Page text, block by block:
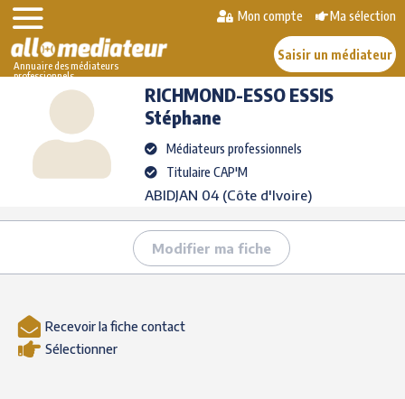
Skip
content
Annuaire des médiateurs
professionnels
Mon compte Ma sélection
Saisir un médiateur
AlloMediateur
ESSISStéphane
RICHMOND-ESSO ESSIS
Stéphane
Médiateurs professionnels
Titulaire CAP'M
ABIDJAN 04 (Côte d'Ivoire)
Modifier ma fiche
Recevoir la fiche contact
Sélectionner